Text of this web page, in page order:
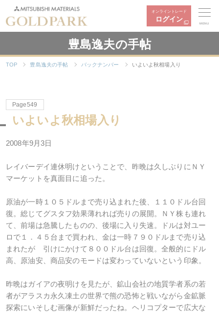
オンライントレード
ログイン
MENU
豊島逸夫の手帖
TOP 豊島逸夫の手帖 バックナンバー いよいよ秋相場入り
Page549
いよいよ秋相場入り
2008年9月3日
レイバーデイ連休明けということで、昨晩は久しぶりにＮＹ
マーケットを真面目に追った。
原油が一時１０５ドルまで売り込まれた後、１１０ドル台回
復。総じてグスタフ効果薄れれば売りの展開。ＮＹ株も連れ
て、前場は急騰したものの、後場に入り失速。ドルは対ユー
ロで１．４５台まで買われ、金は一時７９０ドルまで売り込
まれたが 引けにかけて８００ドル台は回復。全般的にドル
高、原油安、商品安のモードは変わっていないという印象。
昨晩はガイアの夜明けを見たが、鉱山会社の地質学者系の若
者がアラスカ永久凍土の世界で熊の恐怖と戦いながら金鉱脈
探索にいそしむ画像が新鮮だったね。ヘリコプターで広大な